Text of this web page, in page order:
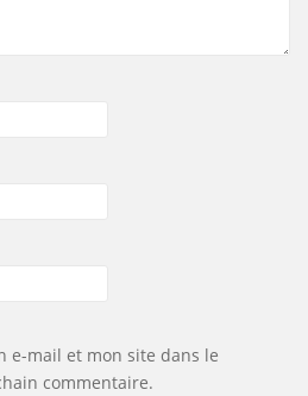
e-mail et mon site dans le
commentaire.